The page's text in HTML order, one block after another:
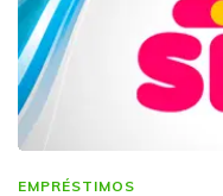
EMPRÉSTIMOS